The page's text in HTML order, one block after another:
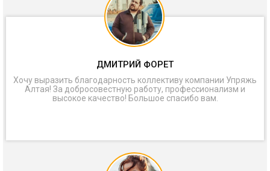
ДМИТРИЙ ФОРЕТ
Хочу выразить благодарность коллективу компании Упряжь
Алтая! За добросовестную работу, профессионализм и
высокое качество! Большое спасибо вам.